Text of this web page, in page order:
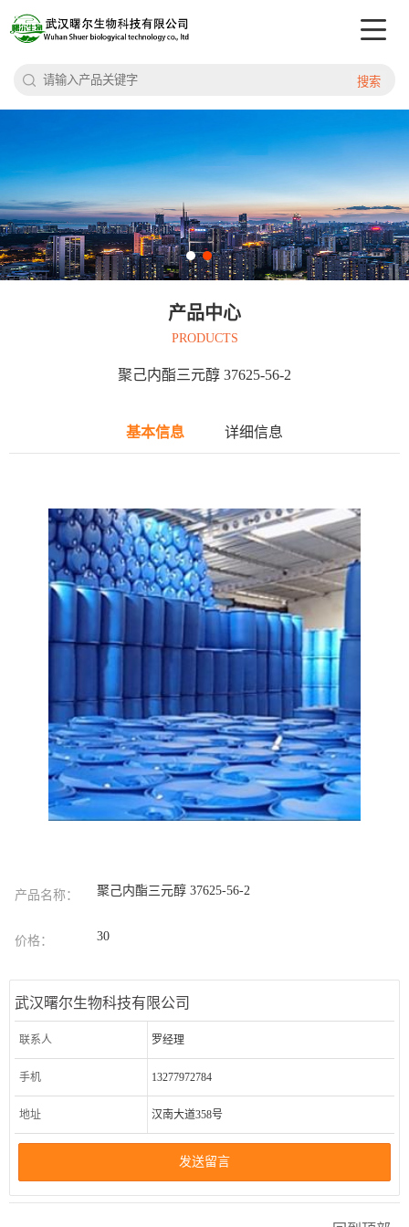
搜索
产品中心
PRODUCTS
聚己内酯三元醇 37625-56-2
基本信息 详细信息
产品名称： 聚己内酯三元醇 37625-56-2
价格： 30
武汉曙尔生物科技有限公司
联系人 罗经理
手机 13277972784
地址 汉南大道358号
发送留言